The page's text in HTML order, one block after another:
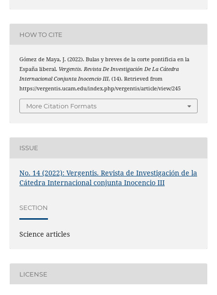
HOW TO CITE
Gómez de Maya, J. (2022). Bulas y breves de la corte pontificia en la
España liberal. Vergentis. Revista De Investigación De La Cátedra
Internacional Conjunta Inocencio III, (14). Retrieved from
https://vergentis.ucam.edu/index.php/vergentis/article/view/245
More Citation Formats
ISSUE
No. 14 (2022): Vergentis. Revista de Investigación de la
Cátedra Internacional conjunta Inocencio III
SECTION
Science articles
LICENSE